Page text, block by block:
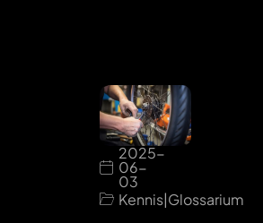
2025-
06-
03
Kennis|Glossarium